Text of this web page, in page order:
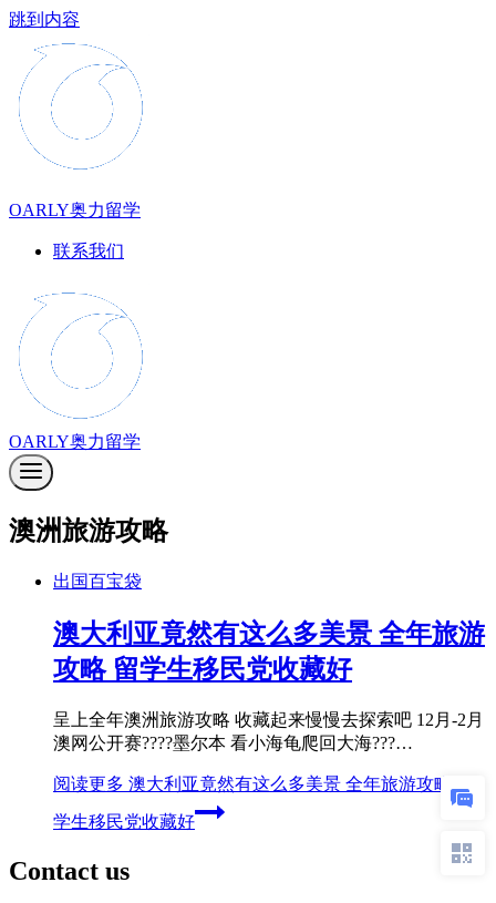
跳到内容
OARLY奥力留学
联系我们
OARLY奥力留学
澳洲旅游攻略
出国百宝袋
澳大利亚竟然有这么多美景 全年旅游
攻略 留学生移民党收藏好
呈上全年澳洲旅游攻略 收藏起来慢慢去探索吧 12月-2月
​澳网公开赛????墨尔本​ 看小海龟爬回大海???…
阅读更多 澳大利亚竟然有这么多美景 全年旅游攻略 留
学生移民党收藏好
Contact us